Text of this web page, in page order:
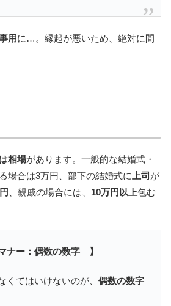
用に…。縁起が悪いため、絶対に間
相場があります。一般的な結婚式・
場合は3万円、部下の結婚式に 上司 が
、親戚の場合には、 10万円以上包む
ナー：偶数の数字 】
てはいけないのが、 偶数の数字